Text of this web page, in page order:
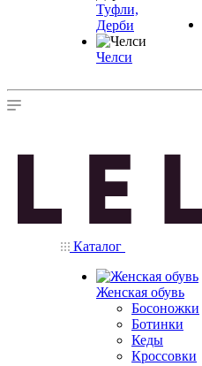
Туфли,
Дерби
Челси
Каталог
Женская обувь
Босоножки
Ботинки
Кеды
Кроссовки